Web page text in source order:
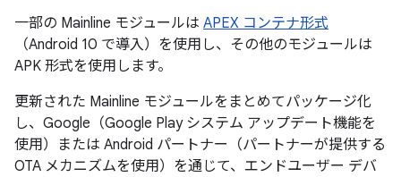
一部の Mainline モジュールは APEX コンテナ形式
（Android 10 で導入）を使用し、その他のモジュールは
APK 形式を使用します。
更新された Mainline モジュールをまとめてパッケージ化
し、Google（Google Play システム アップデート機能を
使用）または Android パートナー（パートナーが提供する
OTA メカニズムを使用）を通じて、エンドユーザー デバ